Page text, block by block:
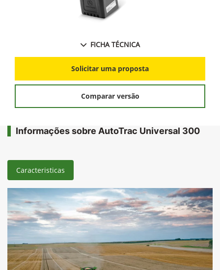
FICHA TÉCNICA
Solicitar uma proposta
Comparar versão
Informações sobre AutoTrac Universal 300
Caracteristicas